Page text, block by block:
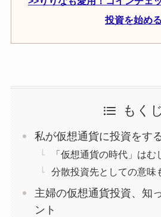
投資を始める
もくじ
私が仮想通貨に投資をす
「仮想通貨の時代」はむ
分散投資先としての意味
主婦の仮想通貨投資、知
ント